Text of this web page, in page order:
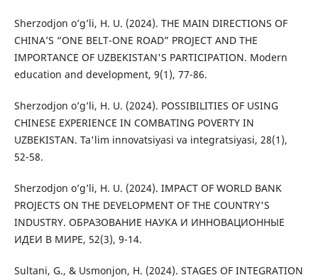
Sherzodjon o’g’li, H. U. (2024). THE MAIN DIRECTIONS OF
CHINA’S “ONE BELT-ONE ROAD” PROJECT AND THE
IMPORTANCE OF UZBEKISTAN'S PARTICIPATION. Modern
education and development, 9(1), 77-86.
Sherzodjon o’g’li, H. U. (2024). POSSIBILITIES OF USING
CHINESE EXPERIENCE IN COMBATING POVERTY IN
UZBEKISTAN. Ta'lim innovatsiyasi va integratsiyasi, 28(1),
52-58.
Sherzodjon o’g’li, H. U. (2024). IMPACT OF WORLD BANK
PROJECTS ON THE DEVELOPMENT OF THE COUNTRY'S
INDUSTRY. ОБРАЗОВАНИЕ НАУКА И ИННОВАЦИОННЫЕ
ИДЕИ В МИРЕ, 52(3), 9-14.
Sultani, G., & Usmonjon, H. (2024). STAGES OF INTEGRATION